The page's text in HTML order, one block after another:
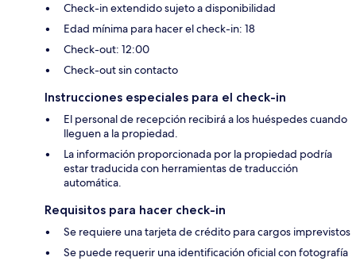
Check-in extendido sujeto a disponibilidad
Edad mínima para hacer el check-in: 18
Check-out: 12:00
Check-out sin contacto
Instrucciones especiales para el check-in
El personal de recepción recibirá a los huéspedes cuando
lleguen a la propiedad.
La información proporcionada por la propiedad podría
estar traducida con herramientas de traducción
automática.
Requisitos para hacer check-in
Se requiere una tarjeta de crédito para cargos imprevistos
Se puede requerir una identificación oficial con fotografía